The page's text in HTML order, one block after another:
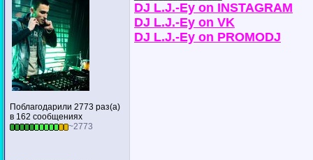
Поблагодарили 2773 раз(а)
в 162 сообщениях
~2773
DJ L.J.-Ey on INSTAGRAM
DJ L.J.-Ey on VK
DJ L.J.-Ey on PROMODJ